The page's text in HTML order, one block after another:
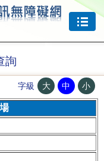
詢
字級 大 中 小